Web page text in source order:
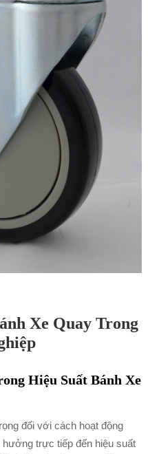
Xe Quay Trong
Hiệu Suất Bánh Xe
đối với cách hoạt động
trực tiếp đến hiệu suất